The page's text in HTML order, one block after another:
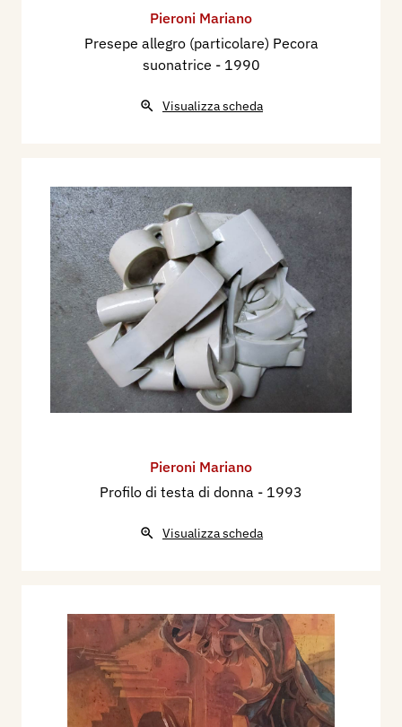
Pieroni Mariano
Presepe allegro (particolare) Pecora
suonatrice - 1990
Visualizza scheda
Pieroni Mariano
Profilo di testa di donna - 1993
Visualizza scheda